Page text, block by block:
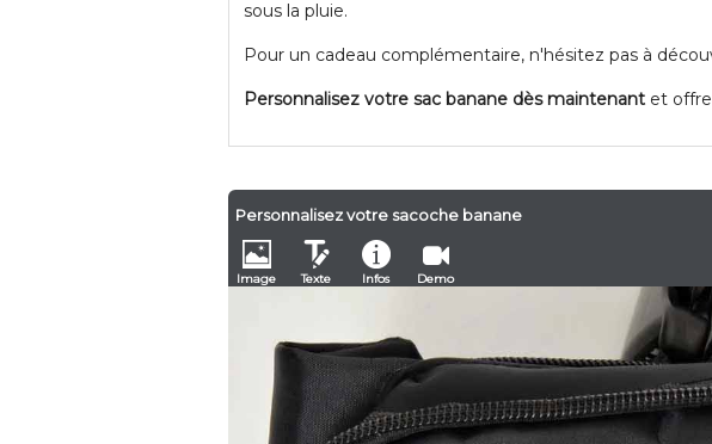
sous la pluie.
Pour un cadeau complémentaire, n'hésitez pas à
Personnalisez votre sac banane dès maintenant et
Personnalisez votre sacoche banane
Image Texte Infos Demo